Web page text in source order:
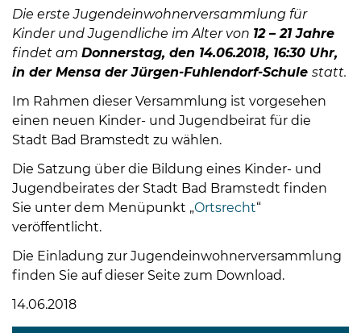
Mo,
Di,
Fr
08
Uhr
Die erste Jugendeinwohnerversammlung für
Kinder und Jugendliche im Alter von 12 – 21 Jahre
findet am Donnerstag, den 14.06.2018, 16:30 Uhr,
in der Mensa der Jürgen-Fuhlendorf-Schule statt.
Im Rahmen dieser Versammlung ist vorgesehen
einen neuen Kinder- und Jugendbeirat für die
Stadt Bad Bramstedt zu wählen.
Die Satzung über die Bildung eines Kinder- und
Jugendbeirates der Stadt Bad Bramstedt finden
Sie unter dem Menüpunkt „Ortsrecht“
veröffentlicht.
Die Einladung zur Jugendeinwohnerversammlung
finden Sie auf dieser Seite zum Download.
14.06.2018